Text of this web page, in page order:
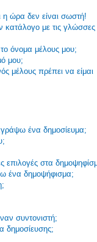
ώρα δεν είναι σωστή!
με τις γλώσσες
όνομα μέλους μου;
μου;
μέλους πρέπει να είμαι
ένα δημοσίευμα;
επιλογές στα
ένα δημοψήφισμα;
συντονιστή;
δημοσίευσης;